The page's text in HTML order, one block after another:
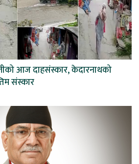
आज दाहसंस्कार, केदारनाथको
संस्कार